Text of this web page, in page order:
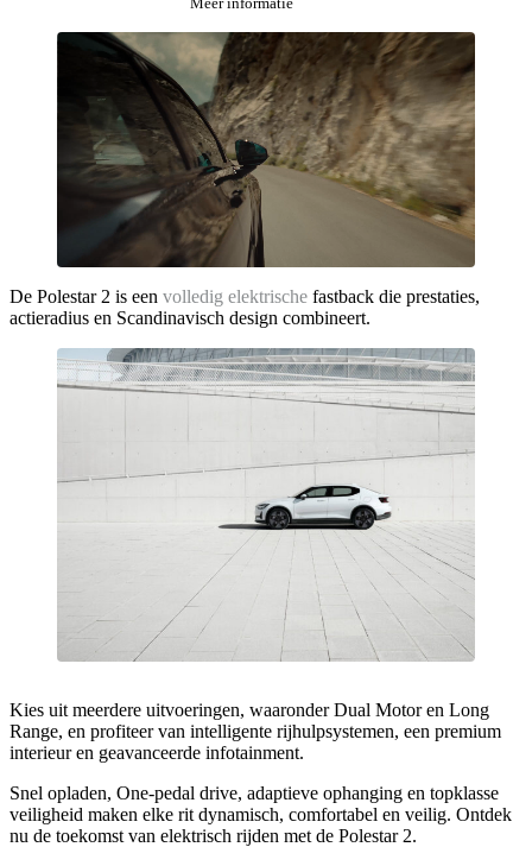
De Polestar 2 is een volledig elektrische fastback die prestaties,
actieradius en Scandinavisch design combineert.
Kies uit meerdere uitvoeringen, waaronder Dual Motor en Long
Range, en profiteer van intelligente rijhulpsystemen, een premium
interieur en geavanceerde infotainment.
Snel opladen, One-pedal drive, adaptieve ophanging en topklasse
veiligheid maken elke rit dynamisch, comfortabel en veilig. Ontdek
nu de toekomst van elektrisch rijden met de Polestar 2.